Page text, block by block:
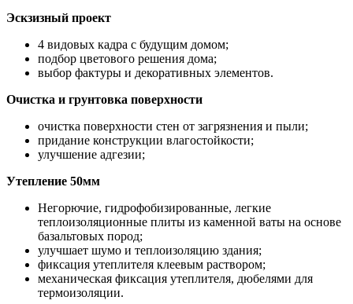
Эскзизный проект
4 видовых кадра с будущим домом;
подбор цветового решения дома;
выбор фактуры и декоративных элементов.
Очистка и грунтовка поверхности
очистка поверхности стен от загрязнения и пыли;
придание конструкции влагостойкости;
улучшение адгезии;
Утепление 50мм
Негорючие, гидрофобизированные, легкие
теплоизоляционные плиты из каменной ваты на основе
базальтовых пород;
улучшает шумо и теплоизоляцию здания;
фиксация утеплителя клеевым раствором;
механическая фиксация утеплителя, дюбелями для
термоизоляции.